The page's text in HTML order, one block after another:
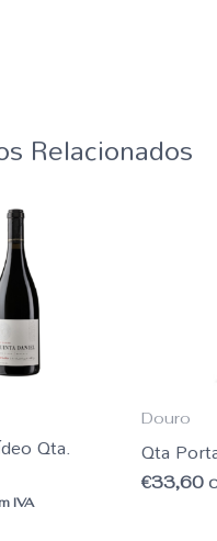
Relacionados
Qta.
IVA
Douro
Qta
€33,60